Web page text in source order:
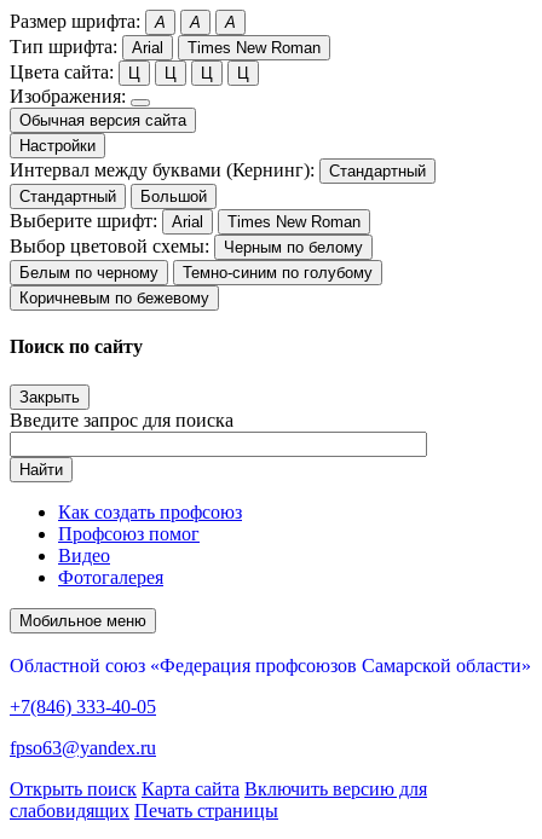
Размер шрифта: A A A
Тип шрифта: Arial Times New Roman
Цвета сайта: Ц Ц Ц Ц
Изображения:
Обычная версия сайта
Настройки
Интервал между буквами (Кернинг):
Стандартный
Стандартный
Большой
Выберите шрифт: Arial Times New Roman
Выбор цветовой схемы:
Черным по белому
Белым по черному
Темно-синим по голубому
Коричневым по бежевому
Поиск по сайту
Закрыть
Введите запрос для поиска
Найти
Как создать профсоюз
Профсоюз помог
Видео
Фотогалерея
Мобильное меню
Областной союз «Федерация профсоюзов Самарской области»
+7(846) 333-40-05
fpso63@yandex.ru
Открыть поиск Карта сайта Включить версию для
слабовидящих Печать страницы